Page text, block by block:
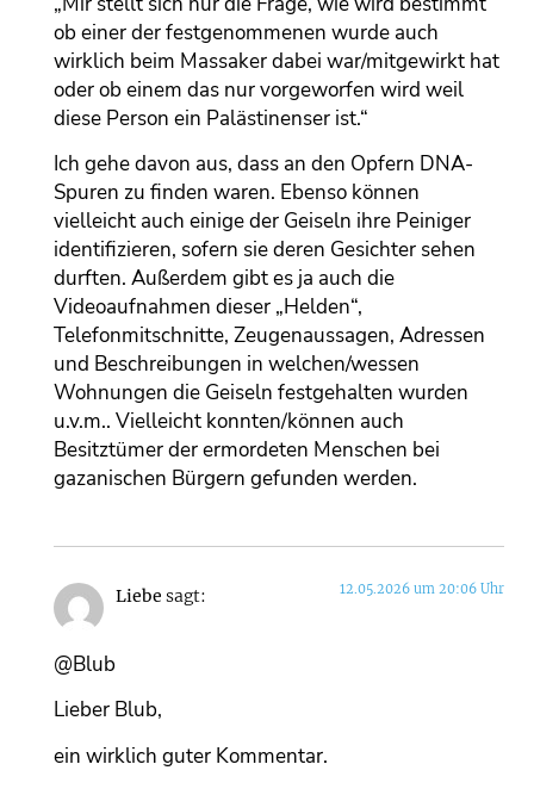
ob einer der festgenommenen wurde auch
wirklich beim Massaker dabei war/mitgewirkt hat
oder ob einem das nur vorgeworfen wird weil
diese Person ein Palästinenser ist.“
Ich gehe davon aus, dass an den Opfern DNA-
Spuren zu finden waren. Ebenso können
vielleicht auch einige der Geiseln ihre Peiniger
identifizieren, sofern sie deren Gesichter sehen
durften. Außerdem gibt es ja auch die
Videoaufnahmen dieser „Helden“,
Telefonmitschnitte, Zeugenaussagen, Adressen
und Beschreibungen in welchen/wessen
Wohnungen die Geiseln festgehalten wurden
u.v.m.. Vielleicht konnten/können auch
Besitztümer der ermordeten Menschen bei
gazanischen Bürgern gefunden werden.
Liebe sagt: 12.05.2026 um 20:06 Uhr
@Blub
Lieber Blub,
ein wirklich guter Kommentar.